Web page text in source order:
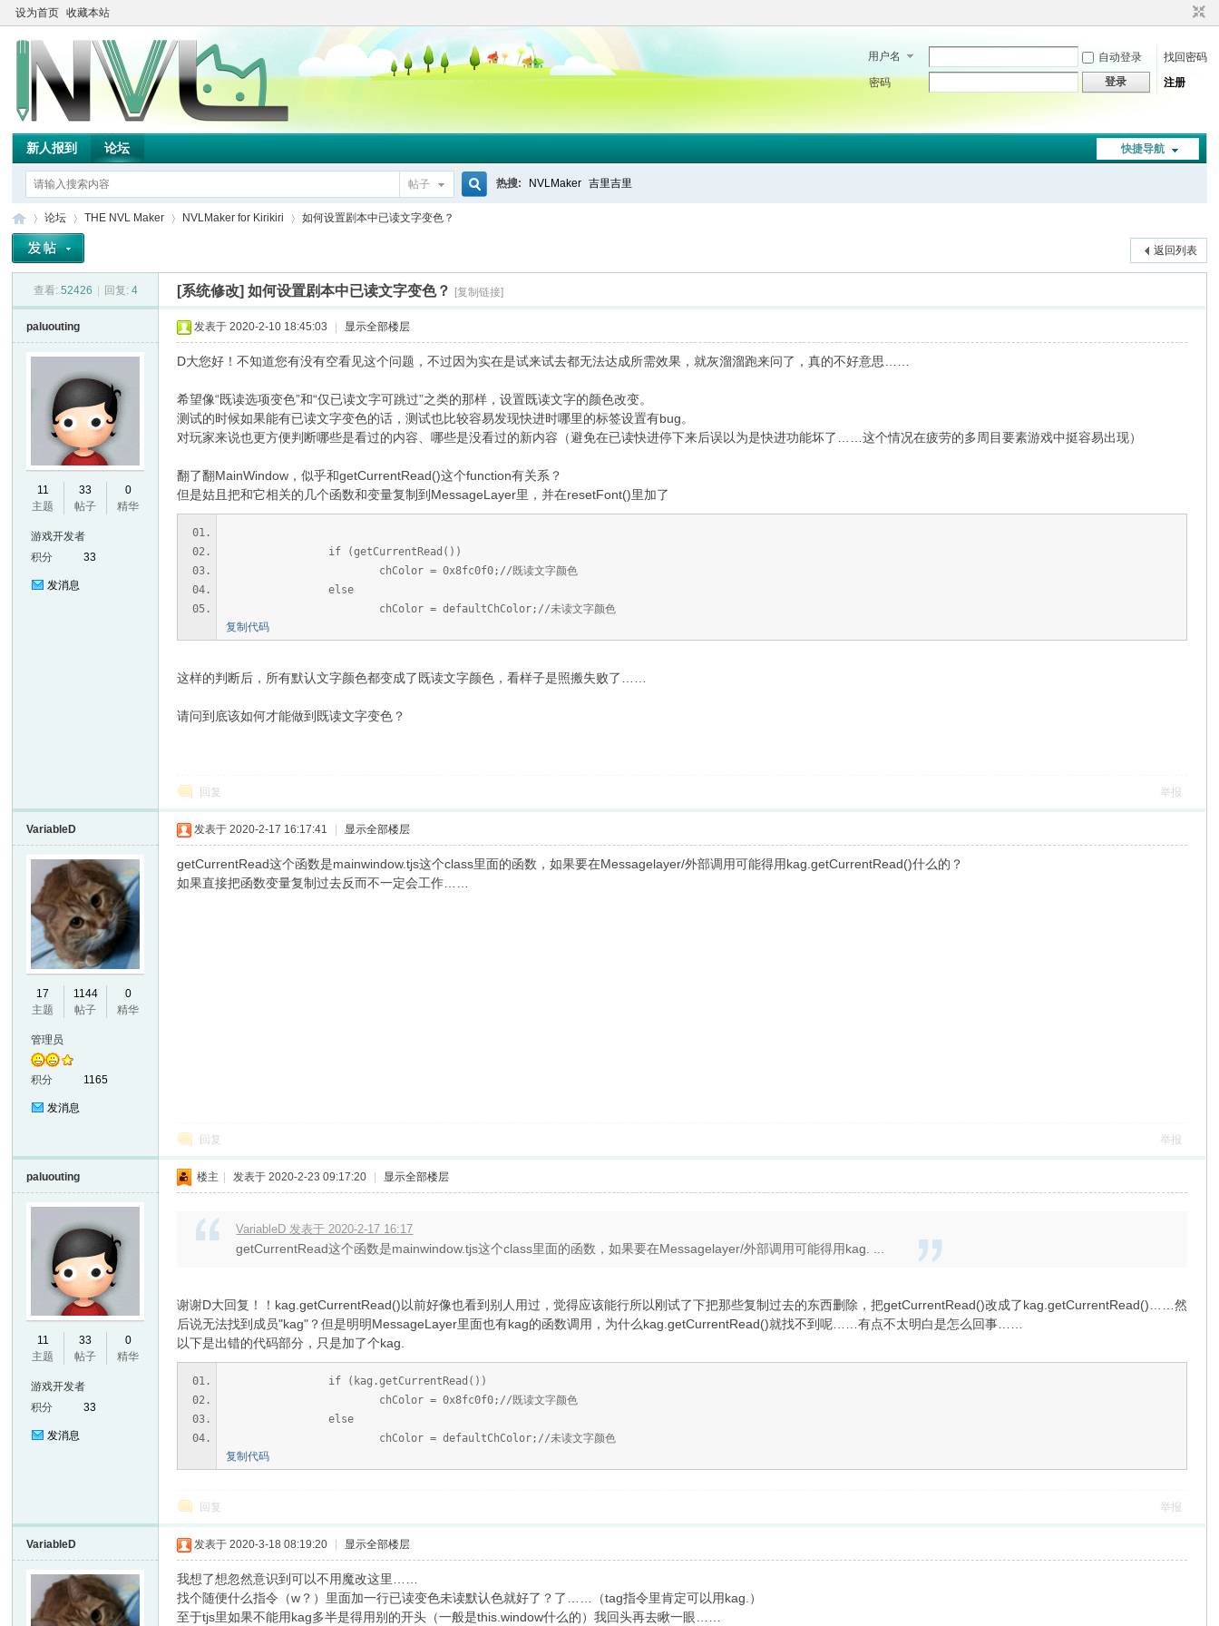
设为首页 收藏本站
用户名 自动登录
找回密码
密码
登录 注册
快捷导航
新人报到 论坛
帖子
索
热搜: NVLMaker 吉里吉里
论坛
›
THE NVL Maker NVLMaker for Kirikiri
›
如何设置剧本中已读文字变色？
返回列表
查看: 52426 回复: 4 [系统修改]如何设置剧本中已读文字变色？ [复制链接]
paluouting
11
主题
33
帖子
0
精华
游戏开发者
积分
33
发消息
发表于 2020-2-10 18:45:03 显示全部楼层
D大您好！不知道您有没有空看见这个问题，不过因为实在是试来试去都无法达成所需效果，就灰溜溜跑来问了，真的不好意思……
希望像“既读选项变色”和“仅已读文字可跳过”之类的那样，设置既读文字的颜色改变。
测试的时候如果能有已读文字变色的话，测试也比较容易发现快进时哪里的标签设置有bug。
对玩家来说也更方便判断哪些是看过的内容、哪些是没看过的新内容（避免在已读快进停下来后误以为是快进功能坏了……这个情况在疲劳的多周目要素游戏中挺容易出现）
翻了翻MainWindow，似乎和getCurrentRead()这个function有关系？
但是姑且把和它相关的几个函数和变量复制到MessageLayer里，并在resetFont()里加了
if (getCurrentRead())
chColor = 0x8fc0f0;//既读文字颜色
else
chColor = defaultChColor;//未读文字颜色
复制代码
这样的判断后，所有默认文字颜色都变成了既读文字颜色，看样子是照搬失败了……
请问到底该如何才能做到既读文字变色？
回复 举报
VariableD
17
主题
1144
帖子
0
精华
管理员
积分 1165
发消息
发表于 2020-2-17 16:17:41 显示全部楼层
getCurrentRead这个函数是mainwindow.tjs这个class里面的函数，如果要在Messagelayer/外部调用可能得用kag.getCurrentRead()什么的？
如果直接把函数变量复制过去反而不一定会工作……
回复 举报
paluouting
11
主题
33
帖子
0
精华
游戏开发者
积分
33
发消息
楼主 发表于 2020-2-23 09:17:20 显示全部楼层
VariableD 发表于 2020-2-17 16:17
getCurrentRead这个函数是mainwindow.tjs这个class里面的函数，如果要在Messagelayer/外部调用可能得用kag. ...
谢谢D大回复！！kag.getCurrentRead()以前好像也看到别人用过，觉得应该能行所以刚试了下把那些复制过去的东西删除，把getCurrentRead()改成了kag.getCurrentRead()……然
后说无法找到成员"kag"？但是明明MessageLayer里面也有kag的函数调用，为什么kag.getCurrentRead()就找不到呢……有点不太明白是怎么回事……
以下是出错的代码部分，只是加了个kag.
if (kag.getCurrentRead())
chColor = 0x8fc0f0;//既读文字颜色
else
chColor = defaultChColor;//未读文字颜色
复制代码
回复 举报
VariableD 发表于 2020-3-18 08:19:20 显示全部楼层
我想了想忽然意识到可以不用魔改这里……
找个随便什么指令（w？）里面加一行已读变色未读默认色就好了？了……（tag指令里肯定可以用kag.）
至于tjs里如果不能用kag多半是得用别的开头（一般是this.window什么的）我回头再去瞅一眼……